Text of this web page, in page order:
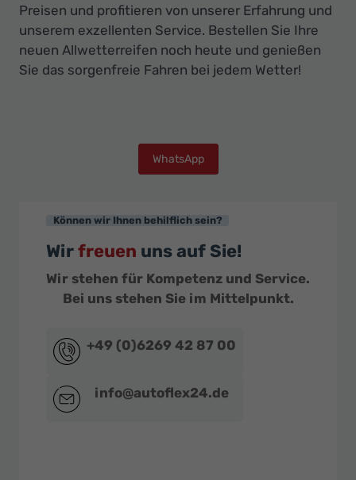
Preisen und profitieren von unserer Erfahrung und
unserem exzellenten Service. Bestellen Sie Ihre
neuen Allwetterreifen noch heute und genießen
Sie das sorgenfreie Fahren bei jedem Wetter!
WhatsApp
Können wir Ihnen behilflich sein?
Wirfreuen uns auf Sie!
Wir stehen für Kompetenz und Service.
Bei uns stehen Sie im Mittelpunkt.
+49 (0)6269 42 87 00
info@autoflex24.de